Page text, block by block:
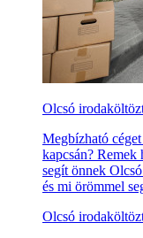
Olcsó
Megbízható
kapcsán?
segít önnek
és mi örömmel
Olcsó